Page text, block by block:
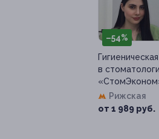
–54%
в
Рижская
от 1 989 руб.